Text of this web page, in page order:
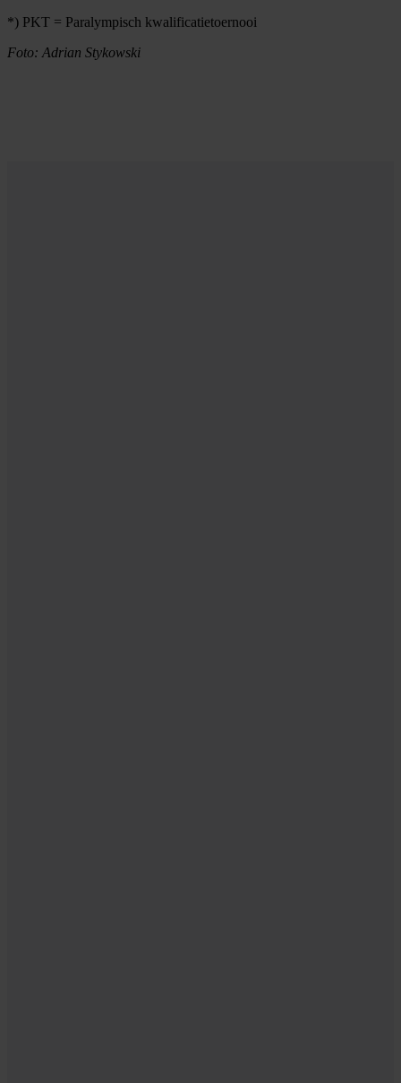
*) PKT = Paralympisch kwalificatietoernooi
Foto: Adrian Stykowski